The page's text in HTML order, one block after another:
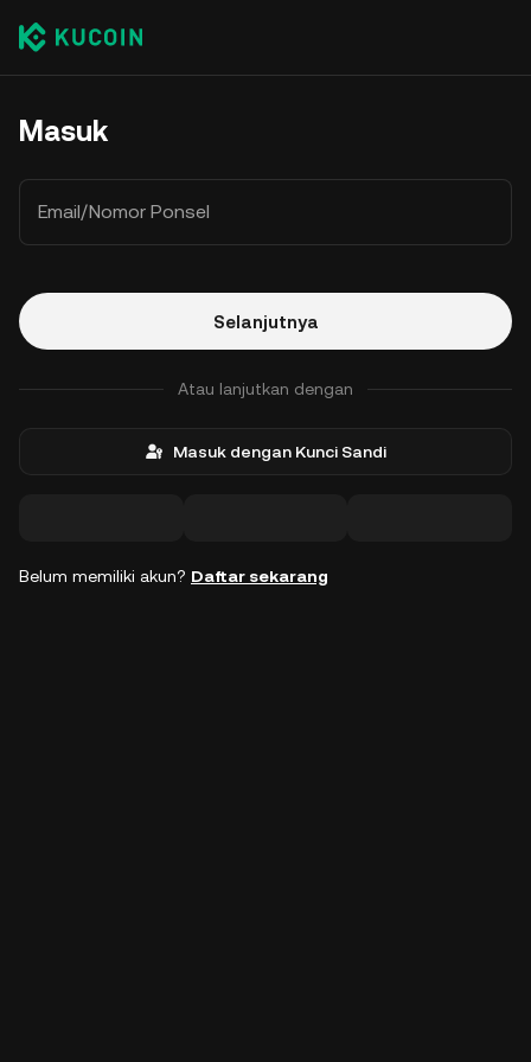
Masuk
Email/Nomor Ponsel
Selanjutnya
Atau lanjutkan dengan
Masuk dengan Kunci Sandi
Belum memiliki akun? Daftar sekarang